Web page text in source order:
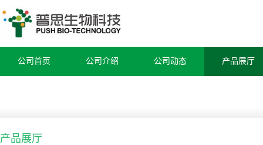
公司首页 公司介绍 公司动态 产品展厅
产品展厅